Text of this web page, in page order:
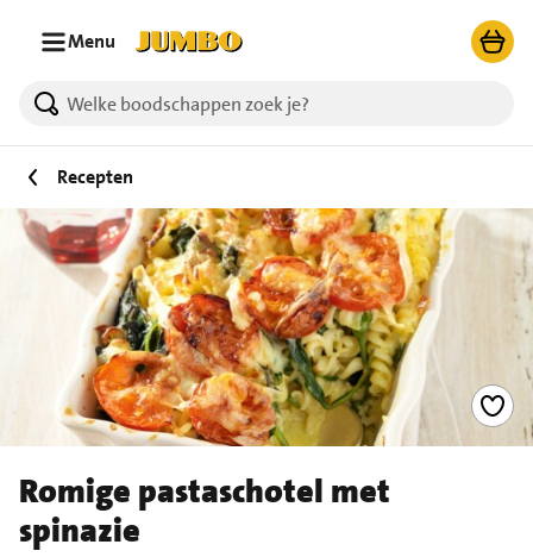
Menu
Recepten
Romige pastaschotel met
spinazie